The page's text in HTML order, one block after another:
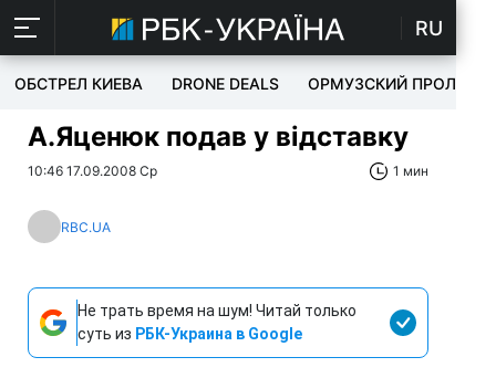
RU
ОБСТРЕЛ КИЕВА DRONE DEALS ОРМУЗСКИЙ ПРОЛИВ
А.Яценюк подав у відставку
10:46 17.09.2008 Ср 1 мин
RBC.UA
Не трать время на шум! Читай только
суть из РБК-Украина в Google